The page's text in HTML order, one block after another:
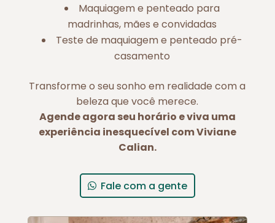
Maquiagem e penteado para
madrinhas, mães e convidadas
Teste de maquiagem e penteado pré-
casamento
Transforme o seu sonho em realidade com a
beleza que você merece.
Agende agora seu horário e viva uma
experiência inesquecível com Viviane
Calian.
Fale com a gente